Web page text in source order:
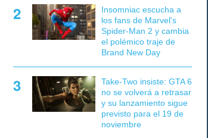
Insomniac escucha a
los fans de Marvel's
Spider-Man 2 y cambia
el polémico traje de
Brand New Day
Take-Two insiste: GTA 6
no se volverá a retrasar
y su lanzamiento sigue
previsto para el 19 de
noviembre